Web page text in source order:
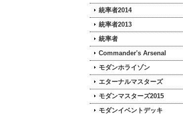
統率者2014
統率者2013
統率者
Commander's Arsenal
モダンホライゾン
エターナルマスターズ
モダンマスターズ2015
モダンイベントデッキ